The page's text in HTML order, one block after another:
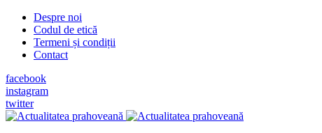
Despre noi
Codul de etică
Termeni și condiții
Contact
facebook
instagram
twitter